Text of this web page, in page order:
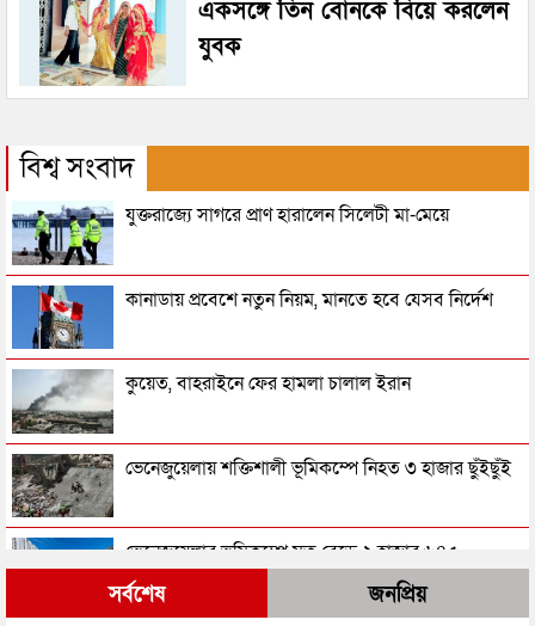
একসঙ্গে তিন বোনকে বিয়ে করলেন
যুবক
বিশ্ব সংবাদ
যুক্তরাজ্যে সাগরে প্রাণ হারালেন সিলেটী মা-মেয়ে
কানাডায় প্রবেশে নতুন নিয়ম, মানতে হবে যেসব নির্দেশ
কুয়েত, বাহরাইনে ফের হামলা চালাল ইরান
ভেনেজুয়েলায় শক্তিশালী ভূমিকম্পে নিহত ৩ হাজার ছুঁইছুঁই
ভেনেজুয়েলার ভূমিকম্পে মৃত বেড়ে ২ হাজার ৬৪৫
সর্বশেষ জনপ্রিয়